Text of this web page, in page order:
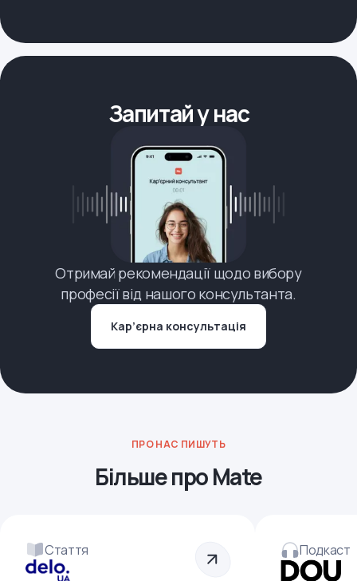
Запитай у нас
Отримай рекомендації щодо вибору
професії від нашого консультанта.
Кар’єрна консультація
ПРО НАС ПИШУТЬ
Більше про Mate
Стаття Подкаст